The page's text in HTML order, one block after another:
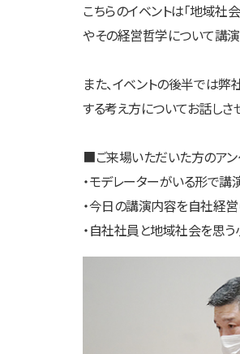
こちらのイベントは「地域
やその経営哲学について講演
また、イベントの後半では
する考え方についてお話しさ
■ご来場いただいた方のアン
・モデレーターがいる形で講
・今日の講演内容を自社経
・自社社員と地域社会を思